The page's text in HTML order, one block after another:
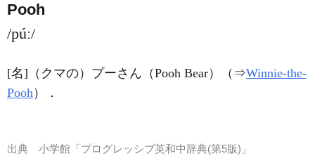
Pooh
/púː/
[名] （クマの）プーさん（Pooh Bear）（⇒Winnie-the-
Pooh） ．
出典 小学館「プログレッシブ英和中辞典(第5版)」